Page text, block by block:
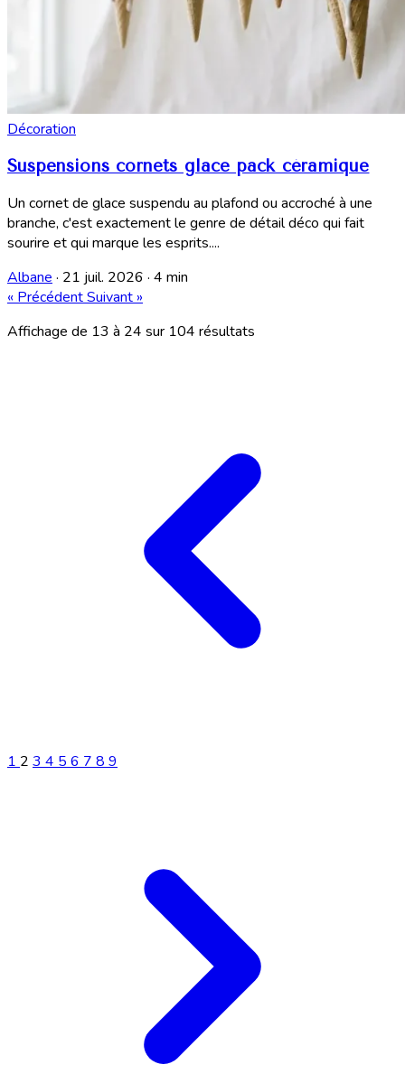
Décoration
Suspensions cornets glace pack céramique
Un cornet de glace suspendu au plafond ou accroché à une
branche, c'est exactement le genre de détail déco qui fait
sourire et qui marque les esprits....
Albane · 21 juil. 2026 · 4 min
« PrécédentSuivant »
Affichage de 13 à 24 sur 104 résultats
1 2 3 4 5 6 7 8 9